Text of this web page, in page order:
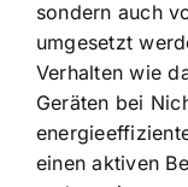
sondern auch
umgesetzt
Verhalten wie
Geräten bei
einen aktiven